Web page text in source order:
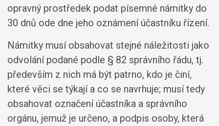
opravný prostředek podat písemné námitky do
30 dnů ode dne jeho oznámení účastníku řízení.
Námitky musí obsahovat stejné náležitosti jako
odvolání podané podle § 82 správního řádu, tj.
především z nich má být patrno, kdo je činí,
které věci se týkají a co se navrhuje; musí tedy
obsahovat označení účastníka a správního
orgánu, jemuž je určeno, a podpis osoby, která